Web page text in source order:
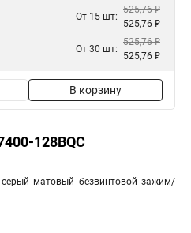
От 15 шт:
525,76 ₽
525,76 ₽
От 30 шт:
525,76 ₽
525,76 ₽
В корзину
128BQC
матовый безвинтовой зажим/